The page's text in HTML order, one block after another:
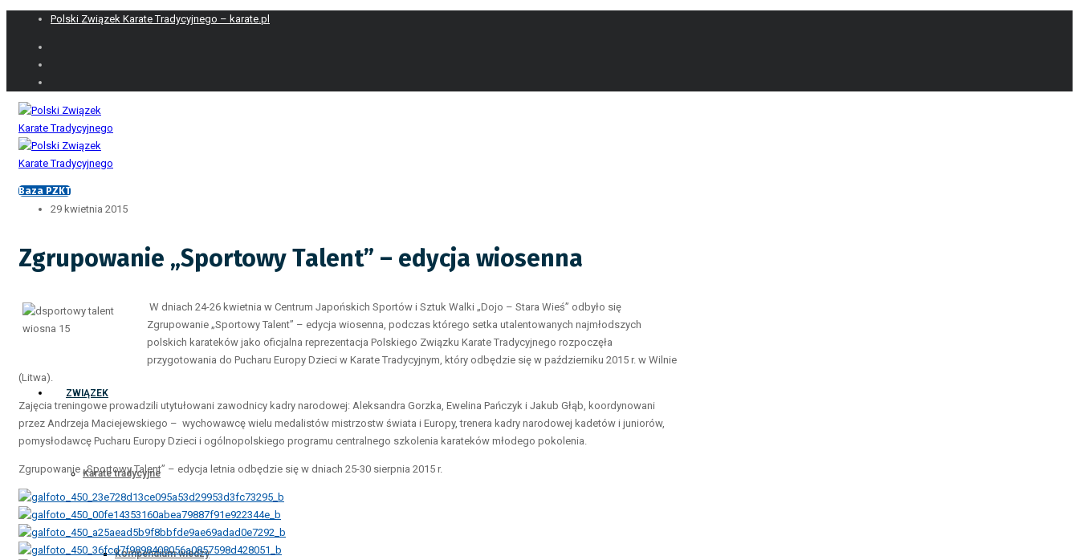
Polski Związek Karate Tradycyjnego – karate.pl
Baza PZKT
ZWIĄZEK
Karate tradycyjne
Kompendium wiedzy
29 kwietnia 2015
Zgrupowanie „Sportowy Talent” – edycja wiosenna
W dniach 24-26 kwietnia w Centrum Japońskich Sportów i Sztuk Walki „Dojo – Stara Wieś” odbyło się
Zgrupowanie „Sportowy Talent” – edycja wiosenna, podczas którego setka utalentowanych najmłodszych
polskich karateków jako oficjalna reprezentacja Polskiego Związku Karate Tradycyjnego rozpoczęła
przygotowania do Pucharu Europy Dzieci w Karate Tradycyjnym, który odbędzie się w październiku 2015 r. w Wilnie
(Litwa).
Zajęcia treningowe prowadzili utytułowani zawodnicy kadry narodowej: Aleksandra Gorzka, Ewelina Pańczyk i Jakub Głąb, koordynowani
przez Andrzeja Maciejewskiego – wychowawcę wielu medalistów mistrzostw świata i Europy, trenera kadry narodowej kadetów i juniorów,
pomysłodawcę Pucharu Europy Dzieci i ogólnopolskiego programu centralnego szkolenia karateków młodego pokolenia.
Zgrupowanie „Sportowy Talent” – edycja letnia odbędzie się w dniach 25-30 sierpnia 2015 r.